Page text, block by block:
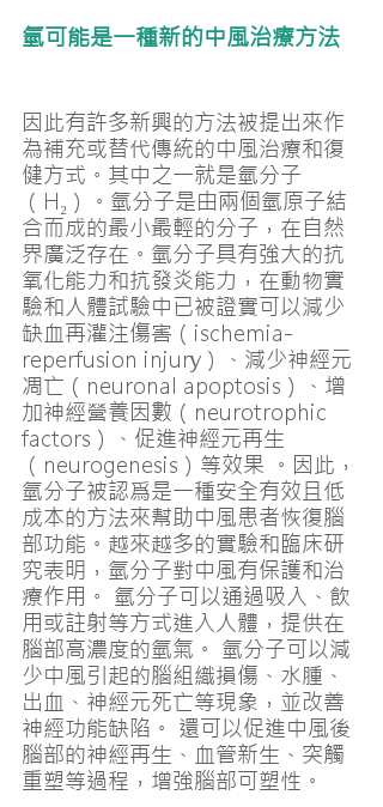
氫可能是一種新的中風治療方法
因此有許多新興的方法被提出來作
為補充或替代傳統的中風治療和復
健方式。其中之一就是氫分子
（H₂）
。氫分子是由兩個氫原子結
合而成的最小最輕的分子，在自然
界廣泛存在。氫分子具有強大的抗
氧化能力和抗發炎能力，在動物實
驗和人體試驗中已被證實可以減少
缺血再灌注傷害（ischemia-
reperfusion injury）、減少神經元
凋亡（neuronal apoptosis）、增
加神經營養因數（neurotrophic
factors）、促進神經元再生
（neurogenesis）等效果 。因此，
氫分子被認爲是一種安全有效且低
成本的方法來幫助中風患者恢復腦
部功能。越來越多的實驗和臨床研
究表明，氫分子對中風有保護和治
療作用。 氫分子可以通過吸入、飲
用或註射等方式進入人體，提供在
腦部高濃度的氫氣。 氫分子可以減
少中風引起的腦組織損傷、水腫、
出血、神經元死亡等現象，並改善
神經功能缺陷。 還可以促進中風後
腦部的神經再生、血管新生、突觸
重塑等過程，增強腦部可塑性。